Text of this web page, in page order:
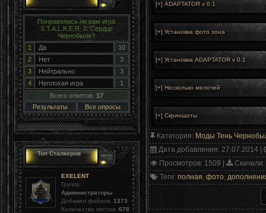
Понравилась ли вам игра
S.T.A.L.K.E.R. 2: Сердце
Чернобыля?
1
Да
10
2
Нет
3
3
Нейтрально
3
4
Неплохая игра
1
Всего ответов: 17
Результаты
Все опросы
Топ Сталкеров
EXELENT
Группа:
Администраторы
Добавил файлов: 1373
Количество постов: 678
Категория: Моды Тень
Дата добавления: 27.07.2014 |
Просмотров: 1509 | Скачали
Теги: полная фото